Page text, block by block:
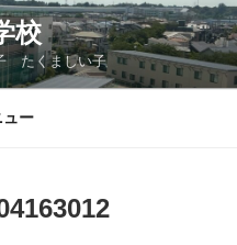
校
たくましい子
ュー